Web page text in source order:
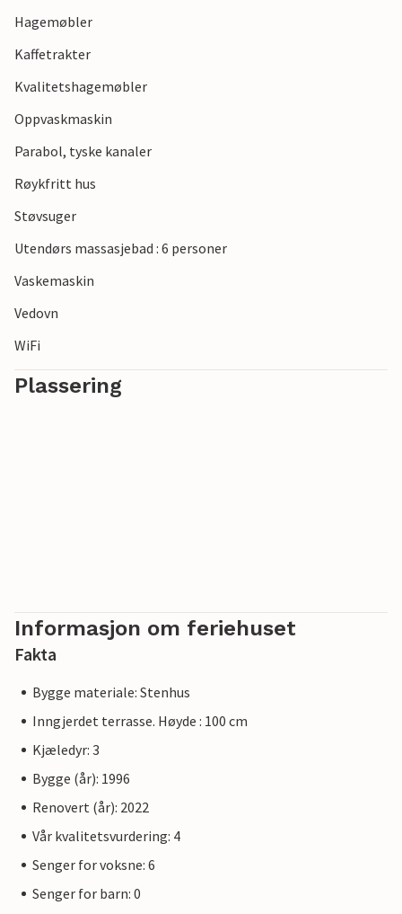
Hagemøbler
Kaffetrakter
Kvalitetshagemøbler
Oppvaskmaskin
Parabol, tyske kanaler
Røykfritt hus
Støvsuger
Utendørs massasjebad : 6 personer
Vaskemaskin
Vedovn
WiFi
Plassering
Informasjon om feriehuset
Fakta
Bygge materiale: Stenhus
Inngjerdet terrasse. Høyde : 100 cm
Kjæledyr: 3
Bygge (år): 1996
Renovert (år): 2022
Vår kvalitetsvurdering: 4
Senger for voksne: 6
Senger for barn: 0